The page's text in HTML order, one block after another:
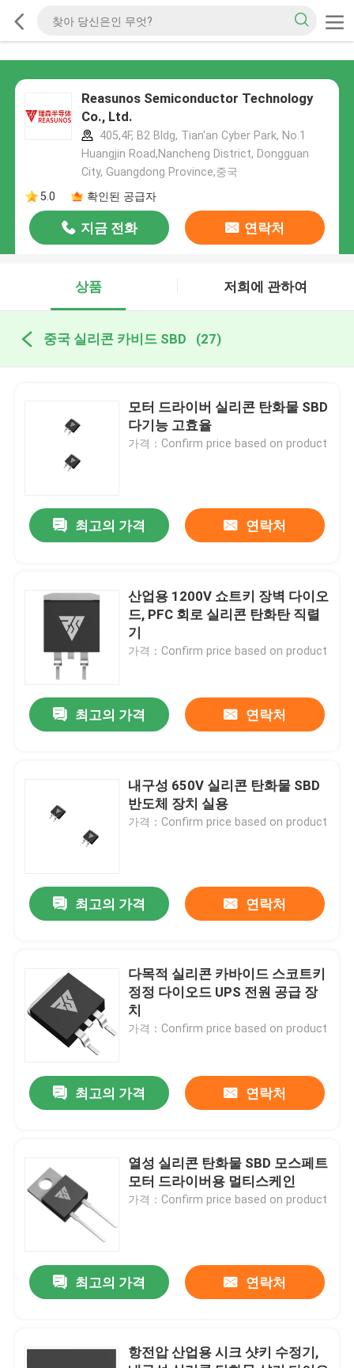
Reasunos Semiconductor Technology
Co., Ltd.
405,4F, B2 Bldg, Tian'an Cyber Park, No.1
Huangjin Road,Nancheng District, Dongguan
City, Guangdong Province,중국
5.0
확인된 공급자
지금 전화 연락처
상품 저희에 관하여
중국 실리콘 카비드 SBD (27)
모터 드라이버 실리콘 탄화물 SBD
다기능 고효율
가격：Confirm price based on product
최고의 가격 연락처
산업용 1200V 쇼트키 장벽 다이오
드, PFC 회로 실리콘 탄화탄 직렬
기
가격：Confirm price based on product
최고의 가격 연락처
내구성 650V 실리콘 탄화물 SBD
반도체 장치 실용
가격：Confirm price based on product
최고의 가격 연락처
다목적 실리콘 카바이드 스코트키
정정 다이오드 UPS 전원 공급 장
치
가격：Confirm price based on product
최고의 가격 연락처
열성 실리콘 탄화물 SBD 모스페트
모터 드라이버용 멀티스케인
가격：Confirm price based on product
최고의 가격 연락처
항전압 산업용 시크 샷키 수정기,